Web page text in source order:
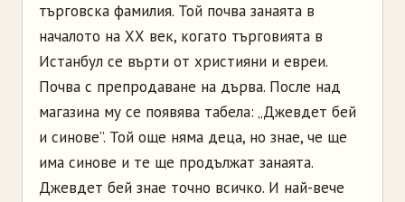
търговска фамилия. Той почва занаята в
началото на ХХ век, когато търговията в
Истанбул се върти от християни и евреи.
Почва с препродаване на дърва. После над
магазина му се появява табела: „Джевдет бей
и синове”. Той още няма деца, но знае, че ще
има синове и те ще продължат занаята.
Джевдет бей знае точно всичко. И най-вече